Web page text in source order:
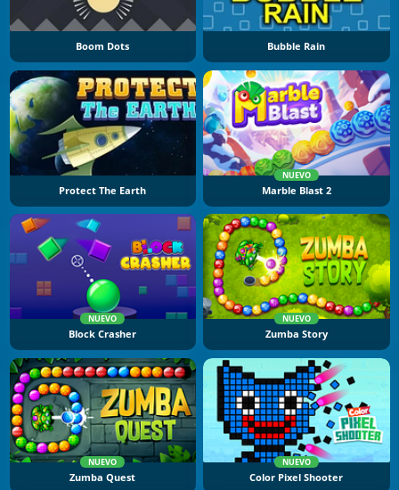
Boom Dots Bubble Rain
Protect The Earth
NUEVO
Marble Blast 2
NUEVO
Block Crasher
NUEVO
Zumba Story
NUEVO
Zumba Quest
NUEVO
Color Pixel Shooter